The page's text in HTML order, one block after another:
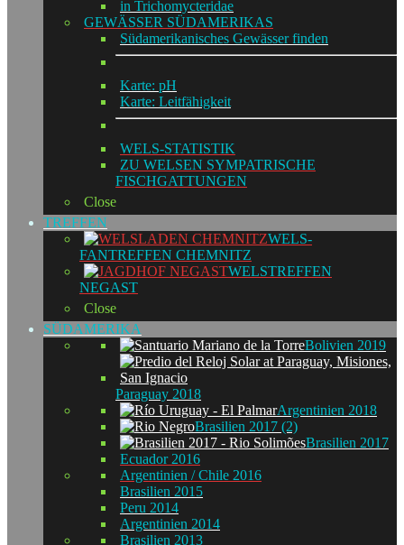
in Trichomycteridae
GEWÄSSER SÜDAMERIKAS
Südamerikanisches Gewässer finden
Karte: pH
Karte: Leitfähigkeit
WELS-STATISTIK
ZU WELSEN SYMPATRISCHE
FISCHGATTUNGEN
Close
TREFFEN
WELS-
FANTREFFEN CHEMNITZ
WELSTREFFEN
NEGAST
Close
SÜDAMERIKA
Bolivien 2019
Paraguay 2018
Argentinien 2018
Brasilien 2017 (2)
Brasilien 2017
Ecuador 2016
Argentinien / Chile 2016
Brasilien 2015
Peru 2014
Argentinien 2014
Brasilien 2013